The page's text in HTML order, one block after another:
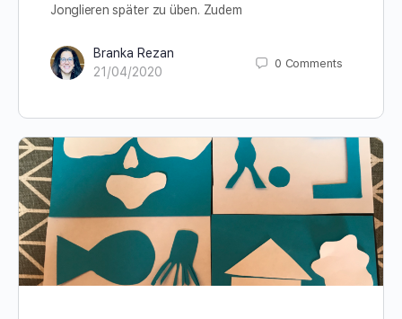
Jonglieren später zu üben. Zudem
Branka Rezan
21/04/2020
0 Comments